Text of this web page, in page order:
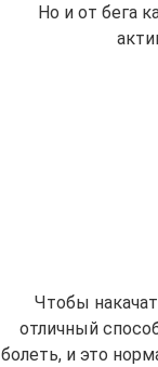
Но и от бега
Чтобы
отличный
болеть, и это